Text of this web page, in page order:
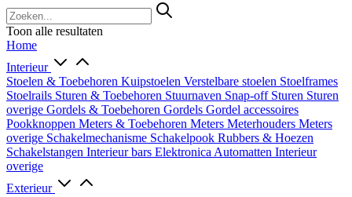
Toon alle resultaten
Home
Interieur
Stoelen & Toebehoren Kuipstoelen Verstelbare stoelen Stoelframes
Stoelrails Sturen & Toebehoren Stuurnaven Snap-off Sturen Sturen
overige Gordels & Toebehoren Gordels Gordel accessoires
Pookknoppen Meters & Toebehoren Meters Meterhouders Meters
overige Schakelmechanisme Schakelpook Rubbers & Hoezen
Schakelstangen Interieur bars Elektronica Automatten Interieur
overige
Exterieur